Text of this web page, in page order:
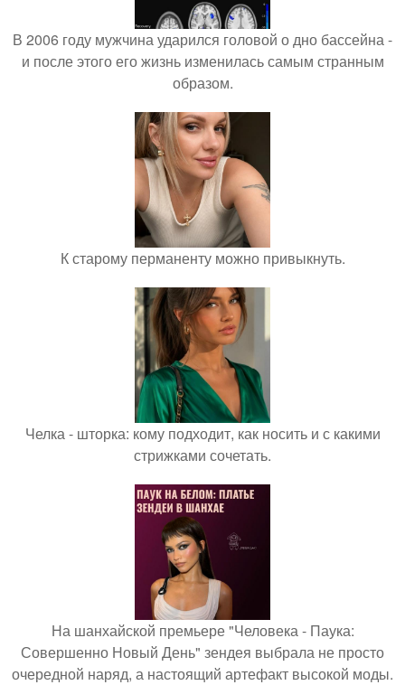
В 2006 году мужчина ударился головой о дно бассейна -
и после этого его жизнь изменилась самым странным
образом.
К старому перманенту можно привыкнуть.
Челка - шторка: кому подходит, как носить и с какими
стрижками сочетать.
На шанхайской премьере "Человека - Паука:
Совершенно Новый День" зендея выбрала не просто
очередной наряд, а настоящий артефакт высокой моды.